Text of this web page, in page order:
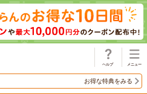
お得な特典をみる